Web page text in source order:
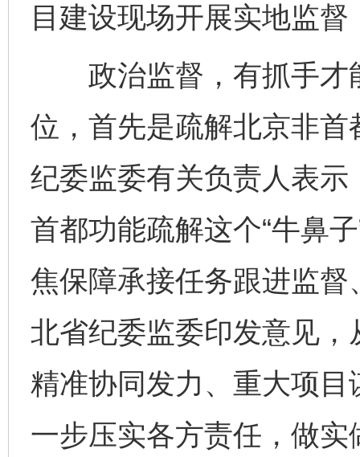
目建设现场开展实地监
政治监督，有抓手才
位，首先是疏解北京非首
纪委监委有关负责人表
首都功能疏解这个“牛鼻
焦保障承接任务跟进监
北省纪委监委印发意见
精准协同发力、重大项
一步压实各方责任，做实